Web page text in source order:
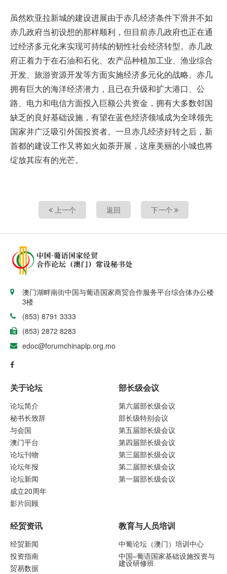
虽然欧亚拉新城的建设进展由于赤几经济条件下滑并不如
赤几政府当初设想的那样顺利，但目前赤几政府也正在通
过经济多元化来实现可持续的韧性社会经济转型。赤几政
府正着力于在石油和石化、农产品种植加工业、渔业综合
开发、旅游资源开发等方面实施经济多元化的战略。赤几
拥有巨大的海洋经济潜力，且已在升级和扩大港口、公
路、电力和电信方面投入巨额公共资金，拥有大多数邻国
缺乏的良好基础设施，有望在蓝色经济领域成为全球领先
国家并广泛吸引外国投资者。一旦赤几经济好转之后，新
首都的建设工作又将如火如荼开展，这座美丽的小城也将
绽放其应有的光芒。
上一个 返回 下一个
澳门湖畔南街中国与葡语国家商贸合作服务平台综合体办公楼
3楼
(853) 8791 3333
(853) 2872 8283
edoc@forumchinaplp.org.mo
关于论坛
论坛简介
秘书长致辞
与会国
澳门平台
论坛刊物
论坛年报
论坛新闻
成立20周年
影片回顾
部长级会议
第六届部长级会议
部长级特别会议
第五届部长级会议
第四届部长级会议
第三届部长级会议
第二届部长级会议
第一届部长级会议
经贸资讯
经贸新闻
投资指南
贸易数据
教育与人员培训
中葡论坛（澳门）培训中心
中国–葡语国家基础设施投资与
建设研修班